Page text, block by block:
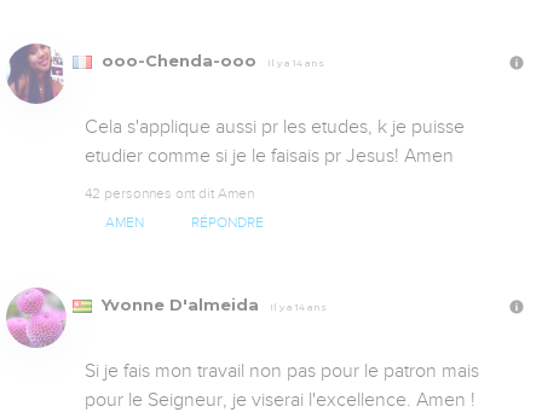
ooo-Chenda-ooo Il y a 14 ans
Cela s'applique aussi pr les etudes, k je puisse
etudier comme si je le faisais pr Jesus! Amen
42 personnes ont dit Amen
AMEN RÉPONDRE
Yvonne D'almeida Il y a 14 ans
Si je fais mon travail non pas pour le patron mais
pour le Seigneur, je viserai l'excellence. Amen !